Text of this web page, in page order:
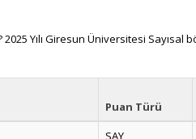
Yılı Giresun Üniversitesi Sayısal
Puan Türü
SAY